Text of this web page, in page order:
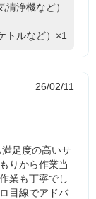
浄機など）
トルなど）×1
26/02/11
足度の高いサ
りから作業当
業も丁寧でし
目線でアドバ